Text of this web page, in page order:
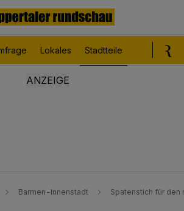
Lokales Stadtteile
Barmen-Innenstadt Spatenstich für den